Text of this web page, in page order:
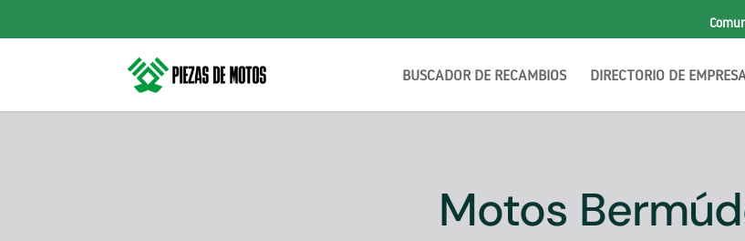
BUSCADOR DE RECAMBIOS DIRECTORIO DE
Motos